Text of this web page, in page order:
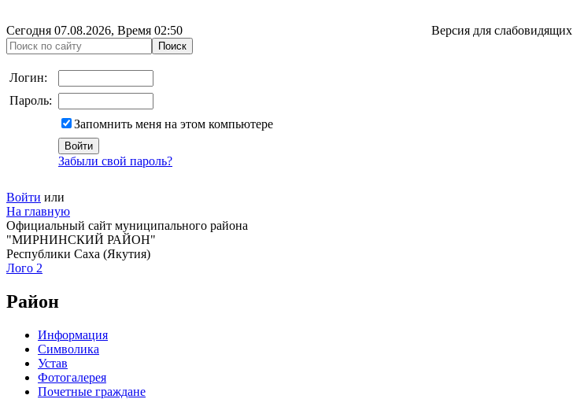
Сегодня 07.08.2026, Время 02:50 Версия для слабовидящих
Логин:
Пароль:
Запомнить меня на этом компьютере
Забыли свой пароль?
Войти или
На главную
Официальный сайт муниципального района
"МИРНИНСКИЙ РАЙОН"
Республики Саха (Якутия)
Лого 2
Район
Информация
Символика
Устав
Фотогалерея
Почетные граждане